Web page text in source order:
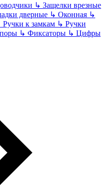
↳ Защелки врезные
дверные ↳ Оконная ↳
Ручки к замкам ↳ Ручки
↳ Фиксаторы ↳ Цифры